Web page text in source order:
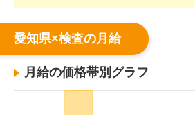
愛知県×検査の月給
月給の価格帯別グラフ